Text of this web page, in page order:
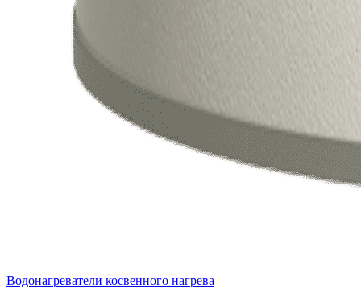
Водонагреватели косвенного нагрева